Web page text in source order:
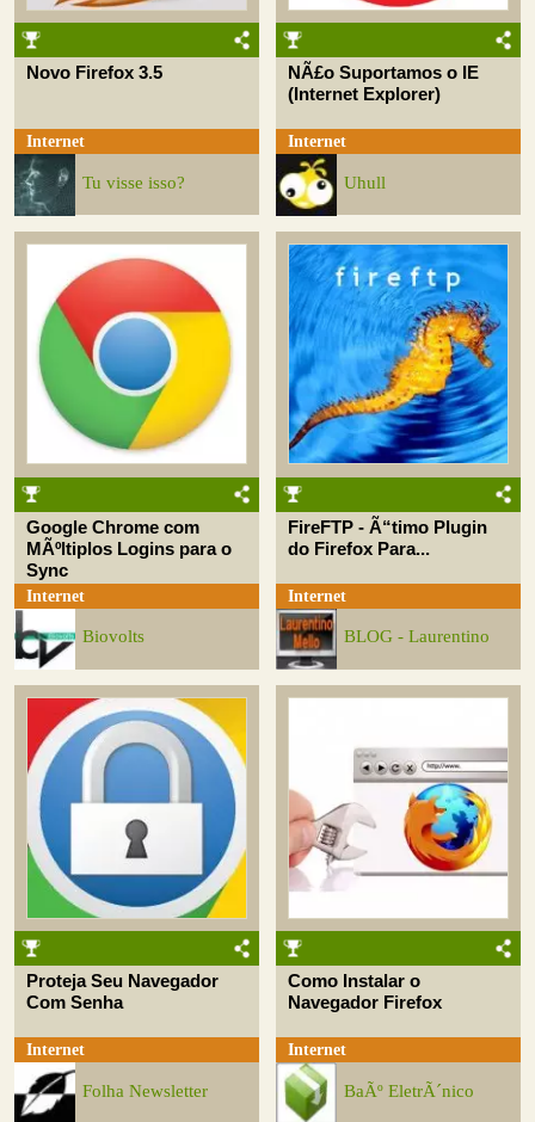
Novo Firefox 3.5
Internet
Tu visse isso?
NÃ£o Suportamos o IE
(Internet Explorer)
Internet
Uhull
Google Chrome com
MÃºltiplos Logins para o
Sync
Internet
Biovolts
FireFTP - Ã“timo Plugin
do Firefox Para...
Internet
BLOG - Laurentino
Proteja Seu Navegador
Com Senha
Internet
Folha Newsletter
Como Instalar o
Navegador Firefox
Internet
BaÃº EletrÃ´nico